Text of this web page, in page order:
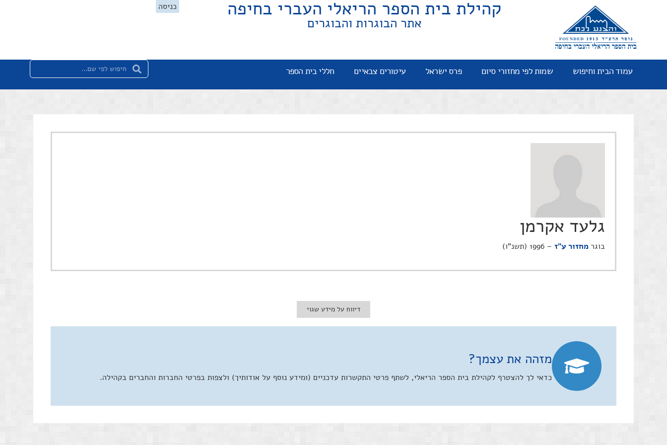
קהילת בית הספר הריאלי העברי בחיפה
אתר הבוגרות והבוגרים
כניסה
עמוד הבית וחיפוש שמות לפי מחזורי סיום פרס ישראל עיטורים צבאיים חללי בית הספר
גלעד אקרמן
בוגר מחזור ע"ז – 1996 (תשנ"ו)
דיווח על מידע שגוי
מזהה את עצמך?
כדאי לך להצטרף לקהילת בית הספר הריאלי, לשתף פרטי התקשרות עדכניים (ומידע נוסף על אודותיך) ולצפות בפרטי החברות והחברים בקהילה.